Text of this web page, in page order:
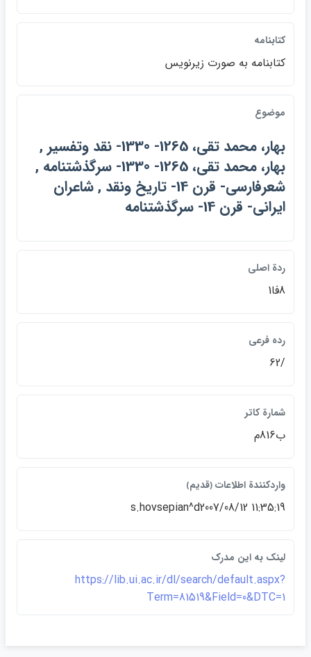
كتابنامه
كتابنامه به صورت زيرنويس
موضوع
بهار، محمد تقي، 1265- 1330- نقد وتفسير ,
بهار، محمد تقي، 1265- 1330- سرگذشتنامه ,
شعرفارسي- قرن 14- تاريخ ونقد , شاعران
ايراني- قرن 14- سرگذشتنامه
ردة اصلي
8فا1
رده فرعي
/62
شمارة كاتر
ب816م
واردكنندة اطلاعات ﴿قديم﴾
s.hovsepian^d2007/08/12 11:35:19
لينک به اين مدرک
https://lib.ui.ac.ir/dl/search/default.aspx?
Term=81519&Field=0&DTC=1